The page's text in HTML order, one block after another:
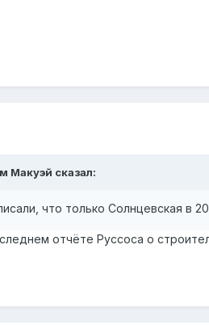
Макуэй сказал:
что только Солнцевская в
отчёте Руссоса о